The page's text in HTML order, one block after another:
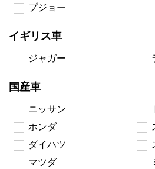
プジョー
イギリス車
ジャガー
国産車
ニッサン
ホンダ
ダイハツ
マツダ